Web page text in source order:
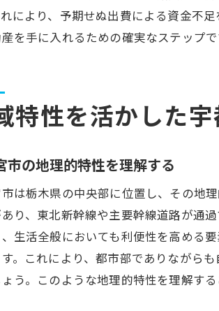
により、予期せぬ出費による資金不
を手に入れるための確実なステップで
特性を活かした
市の地理的特性を理解する
は栃木県の中央部に位置し、その地
り、東北新幹線や主要幹線道路が通
生活全般においても利便性を高める
。これにより、都市部でありながら
う。このような地理的特性を理解す